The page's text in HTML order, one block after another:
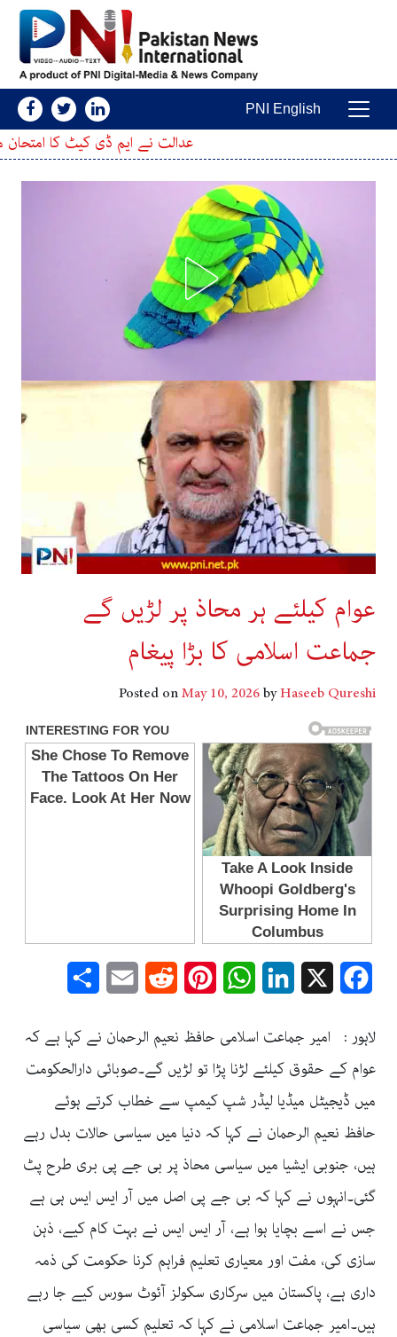
Main Navigation
PNI English
عدالت نے ایم ڈی کیٹ کا امتحان ملتوی کرنے کی
عوام کیلئے ہر محاذ پر لڑیں گے
جماعت اسلامی کا بڑا پیغام
Posted onMay 10, 2026byHaseeb Qureshi
Facebook
LinkedIn
WhatsApp
Pinterest
Reddit
Email
لاہور : امیر جماعت اسلامی حافظ نعیم الرحمان نے کہا ہے کہ
عوام کے حقوق کیلئے لڑنا پڑا تو لڑیں گے۔صوبائی دارالحکومت
میں ڈیجیٹل میڈیا لیڈر شپ کیمپ سے خطاب کرتے ہوئے
حافظ نعیم الرحمان نے کہا کہ دنیا میں سیاسی حالات بدل رہے
ہیں، جنوبی ایشیا میں سیاسی محاذ پر بی جے پی بری طرح پٹ
گئی۔انہوں نے کہا کہ بی جے پی اصل میں آر ایس ایس ہی ہے
جس نے اسے بچایا ہوا ہے، آر ایس ایس نے بہت کام کیے، ذہن
سازی کی، مفت اور معیاری تعلیم فراہم کرنا حکومت کی ذمہ
داری ہے، پاکستان میں سرکاری سکولز آئوٹ سورس کیے جا رہے
ہیں۔امیر جماعت اسلامی نے کہا کہ تعلیم کسی بھی سیاسی